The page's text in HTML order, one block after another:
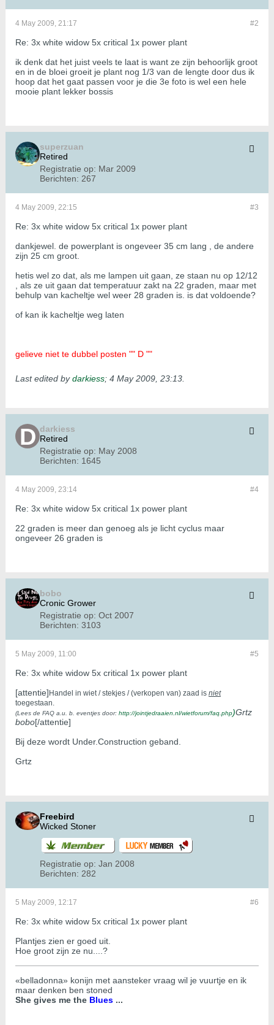
#2
4 May 2009, 21:17
Re: 3x white widow 5x critical 1x power plant
ik denk dat het juist veels te laat is want ze zijn behoorlijk groot
en in de bloei groeit je plant nog 1/3 van de lengte door dus ik
hoop dat het gaat passen voor je die 3e foto is wel een hele
mooie plant lekker bossis
superzuan
Retired
Registratie op: Mar 2009
Berichten: 267
#3
4 May 2009, 22:15
Re: 3x white widow 5x critical 1x power plant
dankjewel. de powerplant is ongeveer 35 cm lang , de andere
zijn 25 cm groot.
hetis wel zo dat, als me lampen uit gaan, ze staan nu op 12/12
, als ze uit gaan dat temperatuur zakt na 22 graden, maar met
behulp van kacheltje wel weer 28 graden is. is dat voldoende?
of kan ik kacheltje weg laten
gelieve niet te dubbel posten "" D ""
Last edited bydarkiess; 4 May 2009, 23:13
darkiess
Retired
Registratie op: May 2008
Berichten: 1645
#4
4 May 2009, 23:14
Re: 3x white widow 5x critical 1x power plant
22 graden is meer dan genoeg als je licht cyclus maar
ongeveer 26 graden is
bobo
Cronic Grower
Registratie op: Oct 2007
Berichten: 3103
#5
5 May 2009, 11:00
Re: 3x white widow 5x critical 1x power plant
[attentie] Handel in wiet / stekjes / (verkopen van) zaad is niet
toegestaan.
(Lees de FAQ a.u. b. eventjes door: http://jointjedraaien.nl/wietforum/faq.php)Grtz
bobo[/attentie]
Bij deze wordt Under.Construction geband.
Grtz
Freebird
Wicked Stoner
Registratie op: Jan 2008
Berichten: 282
#6
5 May 2009, 12:17
Re: 3x white widow 5x critical 1x power plant
Plantjes zien er goed uit.
Hoe groot zijn ze nu....?
«belladonna» konijn met aansteker vraag wil je vuurtje en ik
maar denken ben stoned
She gives me the Blues ...